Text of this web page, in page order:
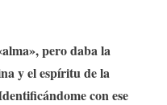
pero daba la
y el espíritu de la
con ese